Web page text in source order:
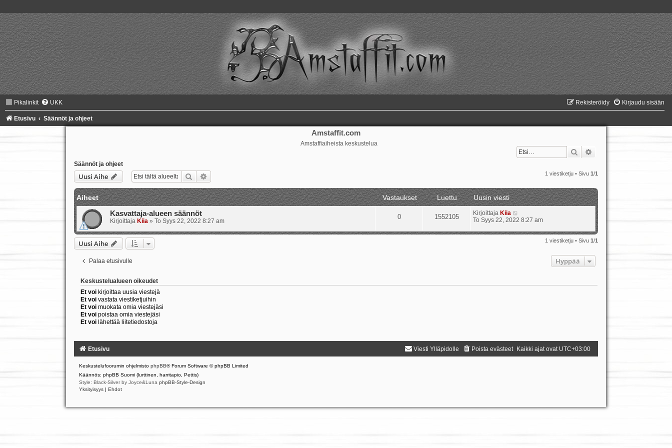
Pikalinkit UKK Kirjaudu sisään
Rekisteröidy
Etusivu Säännöt ja ohjeet
Amstaffit.com
Amstaffiaiheista keskustelua
Etsi
Säännöt ja ohjeet
Uusi Aihe Etsi 1 viestiketju • Sivu1/1
Aiheet Vastaukset Luettu
Uusin viesti
Kasvattaja-alueen säännöt
Kirjoittaja Kiia » To Syys 22, 2022 8:27 am
0 1552105 KirjoittajaKiia
To Syys 22, 2022 8:27 am
Uusi Aihe 1 viestiketju • Sivu1/1
Palaa etusivulle Hyppää
Keskustelualueen oikeudet
Et voikirjoittaa uusia viestejä
Et voivastata viestiketjuihin
Et voimuokata omia viestejäsi
Et voipoistaa omia viestejäsi
Et voilähettää liitetiedostoja
Etusivu Kaikki ajat ovat UTC+03:00
Poista evästeet
Viesti Ylläpidolle
Keskustelufoorumin ohjelmisto phpBB® Forum Software © phpBB Limited
Käännös: phpBB Suomi (lurttinen, harritapio, Pettis)
Style: Black-Silver by Joyce&Luna phpBB-Style-Design
Yksityisyys | Ehdot